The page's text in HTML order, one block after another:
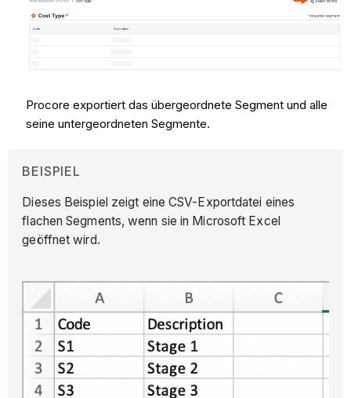
Procore exportiert das übergeordnete Segment und alle
seine untergeordneten Segmente.
BEISPIEL
Dieses Beispiel zeigt eine CSV-Exportdatei eines
flachen Segments, wenn sie in Microsoft Excel
geöffnet wird.